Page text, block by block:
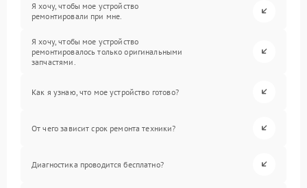
Я хочу, чтобы мое устройство
ремонтировали при мне.
Я хочу, чтобы мое устройство
ремонтировалось только оригинальными
запчастями.
Как я узнаю, что мое устройство готово?
От чего зависит срок ремонта техники?
Диагностика проводится бесплатно?